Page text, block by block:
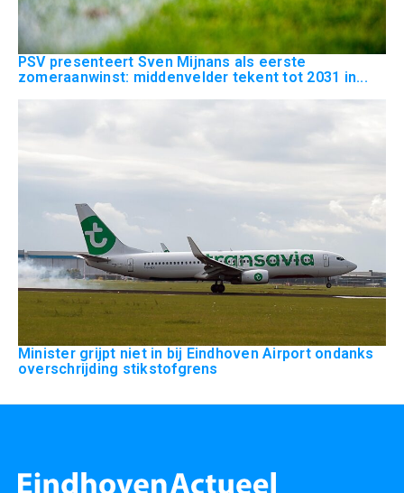
PSV presenteert Sven Mijnans als eerste
zomeraanwinst: middenvelder tekent tot 2031 in...
Minister grijpt niet in bij Eindhoven Airport ondanks
overschrijding stikstofgrens